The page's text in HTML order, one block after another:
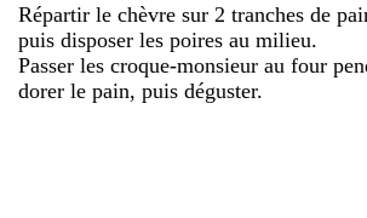
Répartir le chèvre sur 2 tranches de
puis disposer les poires au milieu.
Passer les croque-monsieur au four
dorer le pain, puis déguster.